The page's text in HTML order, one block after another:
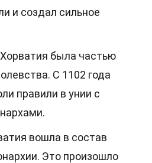
и создал сильное
была частью
С 1102 года
правили в унии с
вошла в состав
Это произошло